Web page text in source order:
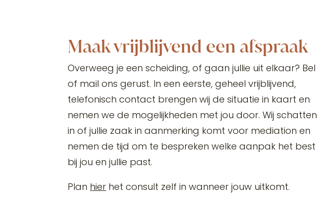
Maak vrijblijvend een afspraak
Overweeg je een scheiding, of gaan jullie uit elkaar? Bel
of mail ons gerust. In een eerste, geheel vrijblijvend,
telefonisch contact brengen wij de situatie in kaart en
nemen we de mogelijkheden met jou door. Wij schatten
in of jullie zaak in aanmerking komt voor mediation en
nemen de tijd om te bespreken welke aanpak het best
bij jou en jullie past.
Plan hier het consult zelf in wanneer jouw uitkomt.